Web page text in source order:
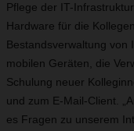
Pflege der IT-
Hardware für die
Bestandsverwaltung von
mobilen Geräten, die
Schulung neuer
und zum E-Mail-Client.
es Fragen zu unserem